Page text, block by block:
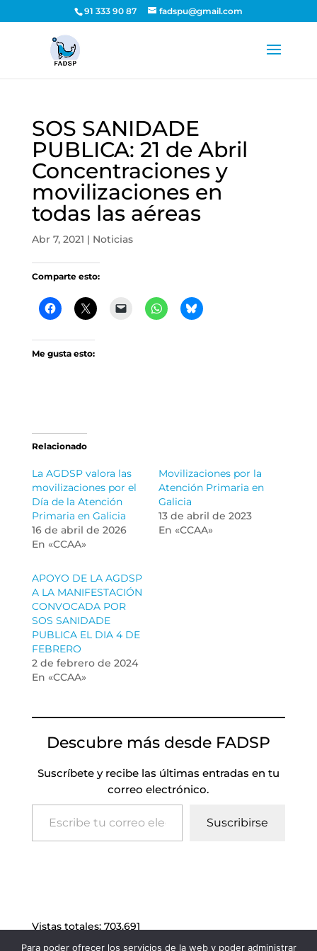
91 333 90 87 fadspu@gmail.com
SOS SANIDADE
PUBLICA: 21 de Abril
Concentraciones y
movilizaciones en
todas las aéreas
Abr 7, 2021 | Noticias
Comparte esto:
Me gusta esto:
Relacionado
La AGDSP valora las
movilizaciones por el
Día de la Atención
Primaria en Galicia
16 de abril de 2026
En «CCAA»
Movilizaciones por la
Atención Primaria en
Galicia
13 de abril de 2023
En «CCAA»
APOYO DE LA AGDSP
A LA MANIFESTACIÓN
CONVOCADA POR
SOS SANIDADE
PUBLICA EL DIA 4 DE
FEBRERO
2 de febrero de 2024
En «CCAA»
Descubre más desde FADSP
Suscríbete y recibe las últimas entradas en tu
correo electrónico.
Escribe tu correo electrónico…
Suscribirse
Vistas totales: 703.691
Para poder ofrecer los servicios de la web y poder administrar